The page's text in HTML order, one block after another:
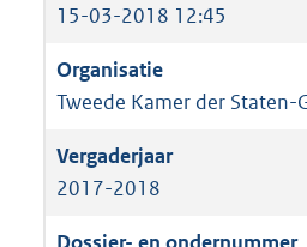
15-03-2018 12:45
Tweede Kamer der Staten-
2017-2018